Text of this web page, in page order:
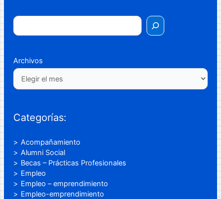
Archivos
Categorías:
Acompañamiento
Alumni Social
Becas – Prácticas Profesionales
Empleo
Empleo – emprendimiento
Empleo-emprendimiento